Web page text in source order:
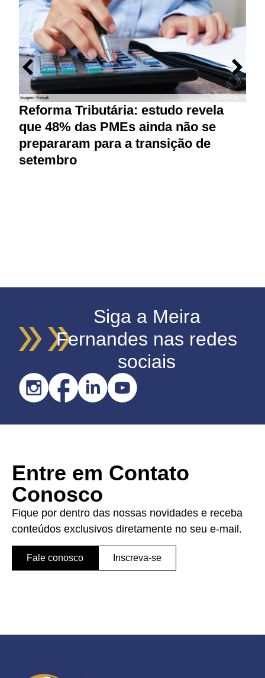
Reforma Tributária: estudo revela
que 48% das PMEs ainda não se
prepararam para a transição de
setembro
Siga a Meira
Fernandes nas redes
sociais
Entre em Contato
Conosco
Fique por dentro das nossas novidades e receba
conteúdos exclusivos diretamente no seu e-mail.
Fale conosco Inscreva-se